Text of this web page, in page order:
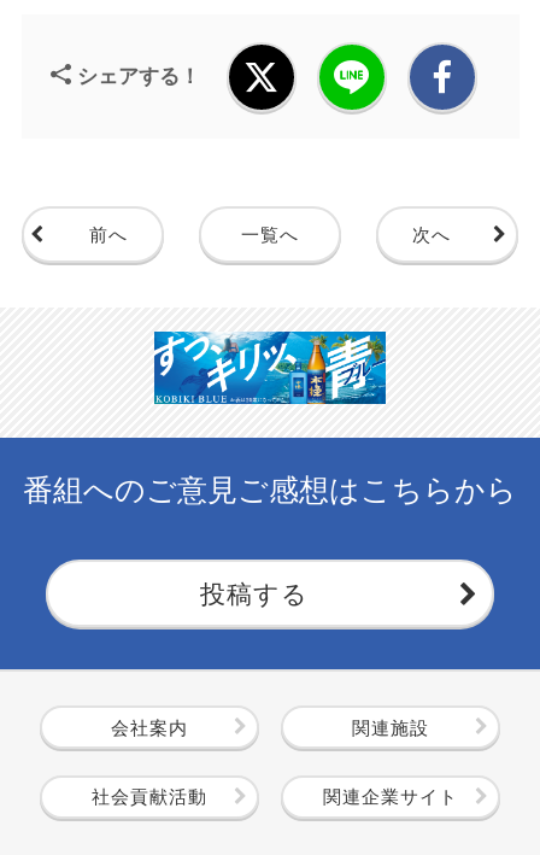
シェアする！
前へ 一覧へ 次へ
番組へのご意見ご感想はこちらから
投稿する
会社案内 関連施設
社会貢献活動 関連企業サイト